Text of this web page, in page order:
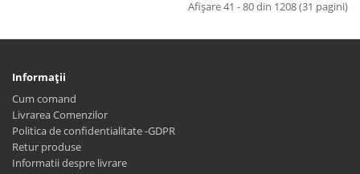
Afişare 41 - 80 din 1208 (31 pagini)
Informaţii
Cum comand
Livrarea Comenzilor
Politica de confidentialitate -GDPR
Retur produse
Informatii despre livrare